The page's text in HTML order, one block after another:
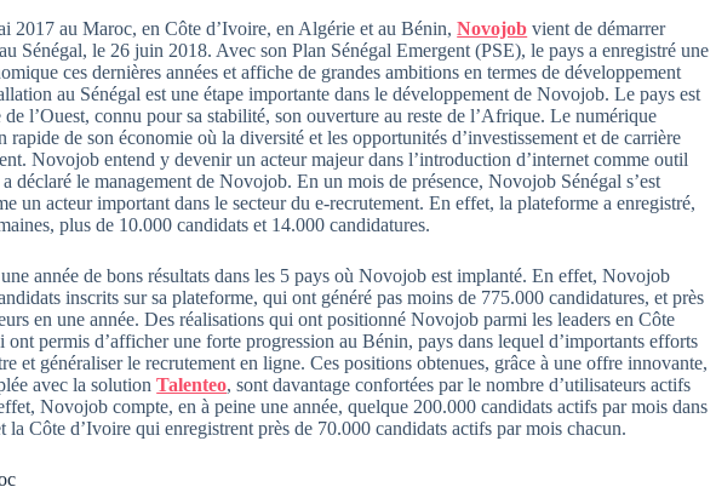
2017 au Maroc, en Côte d’Ivoire, en Algérie et au Bénin,Novojob vient de démarrer
Sénégal, le 26 juin 2018. Avec son Plan Sénégal Emergent (PSE), le pays a enregistré une
ces dernières années et affiche de grandes ambitions en termes de développement
au Sénégal est une étape importante dans le développement de Novojob. Le pays est
l’Ouest, connu pour sa stabilité, son ouverture au reste de l’Afrique. Le numérique
rapide de son économie où la diversité et les opportunités d’investissement et de carrière
Novojob entend y devenir un acteur majeur dans l’introduction d’internet comme outil
déclaré le management de Novojob. En un mois de présence, Novojob Sénégal s’est
un acteur important dans le secteur du e-recrutement. En effet, la plateforme a enregistré,
plus de 10.000 candidats et 14.000 candidatures.
année de bons résultats dans les 5 pays où Novojob est implanté. En effet, Novojob
inscrits sur sa plateforme, qui ont généré pas moins de 775.000 candidatures, et près
en une année. Des réalisations qui ont positionné Novojob parmi les leaders en Côte
permis d’afficher une forte progression au Bénin, pays dans lequel d’importants efforts
et généraliser le recrutement en ligne. Ces positions obtenues, grâce à une offre innovante,
avec la solutionTalenteo, sont davantage confortées par le nombre d’utilisateurs actifs
Novojob compte, en à peine une année, quelque 200.000 candidats actifs par mois dans
la Côte d’Ivoire qui enregistrent près de 70.000 candidats actifs par mois chacun.